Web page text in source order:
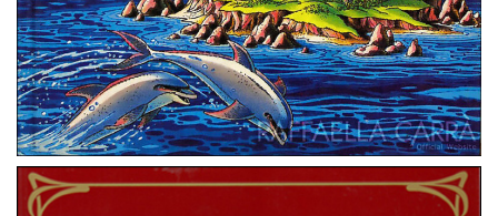
L’ Isola dell’Incanto